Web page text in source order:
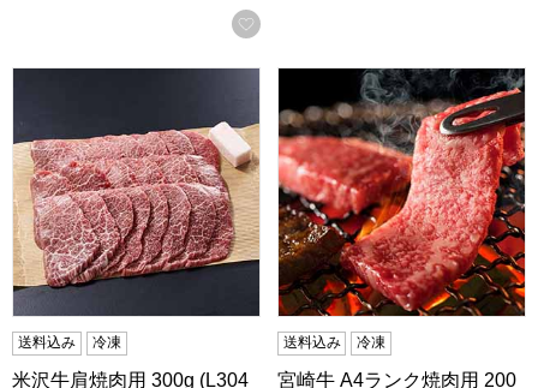
お気に入りに登録する
米沢牛肩焼肉用 300g (L3048)【サクワ】【直送】
送料込み 冷凍
米沢牛肩焼肉用 300g (L304
宮崎牛 A4ランク焼肉用
送料込み 冷凍
宮崎牛 A4ランク焼肉用 200